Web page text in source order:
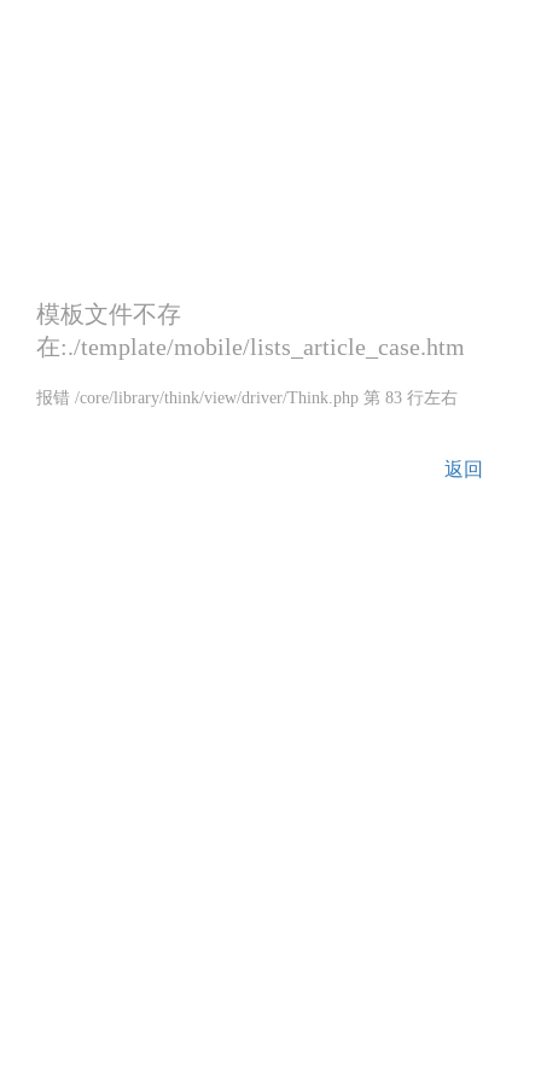
模板文件不存
在:./template/mobile/lists_article_case.htm
报错 /core/library/think/view/driver/Think.php 第 83 行左右
返回